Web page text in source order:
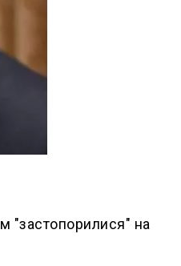
"застопорилися" на